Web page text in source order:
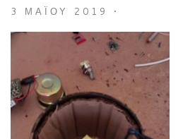
3 ΜΑΪ́ΟΥ 2019 •